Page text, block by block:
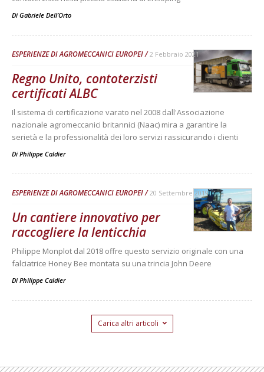
Di Gabriele Dell’Orto
ESPERIENZE DI AGROMECCANICI EUROPEI 2 Febbraio 2021
Regno Unito, contoterzisti
certificati ALBC
Il sistema di certificazione varato nel 2008 dall'Associazione
nazionale agromeccanici britannici (Naac) mira a garantire la
serietà e la professionalità dei loro servizi rassicurando i clienti
Di Philippe Caldier
ESPERIENZE DI AGROMECCANICI EUROPEI 20 Settembre 2019
Un cantiere innovativo per
raccogliere la lenticchia
Philippe Monplot dal 2018 offre questo servizio originale con una
falciatrice Honey Bee montata su una trincia John Deere
Di Philippe Caldier
Carica altri articoli